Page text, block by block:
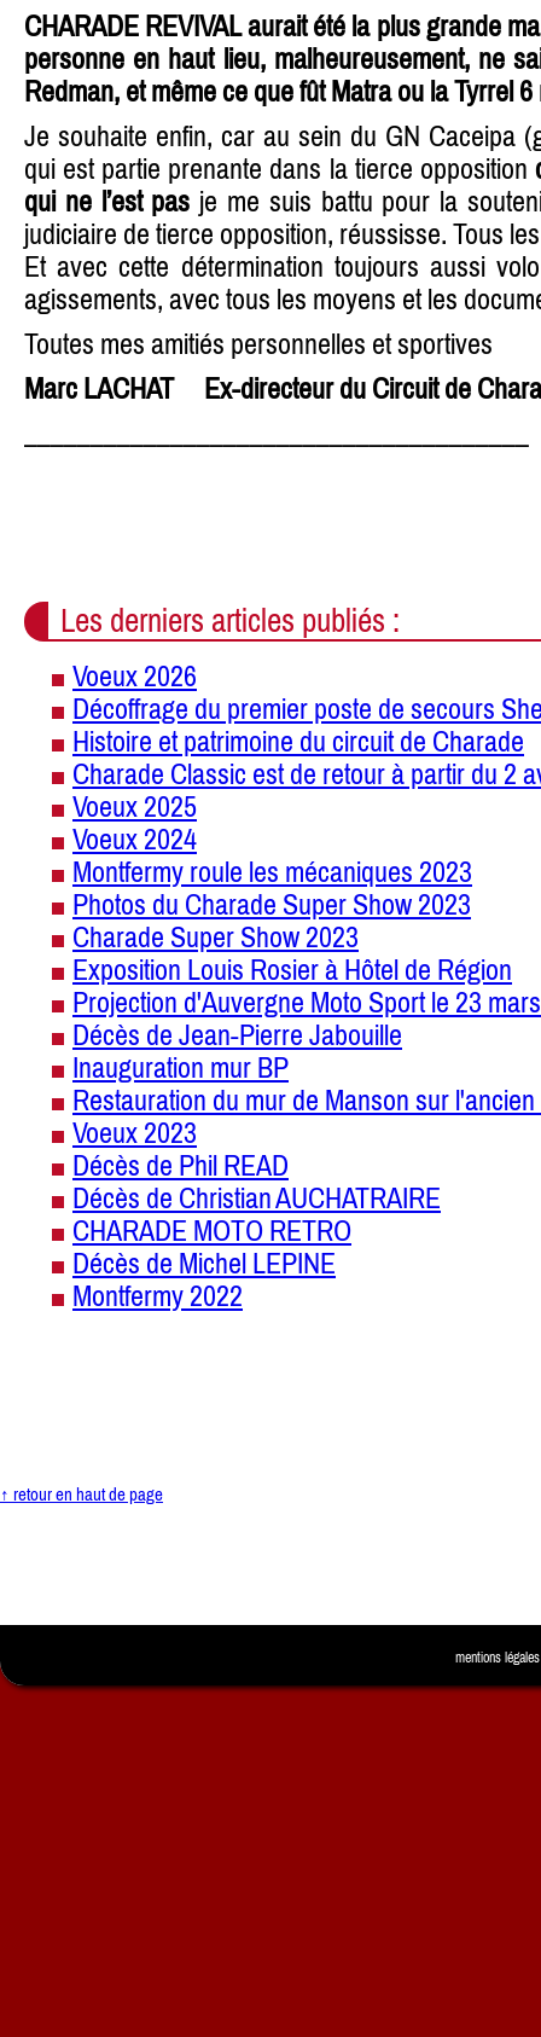
CHARADE REVIVAL aurait été la plus grande
personne en haut lieu, malheureusement, ne
Redman, et même ce que fût Matra ou la Tyrrel
Je souhaite enfin, car au sein du GN Caceipa
qui est partie prenante dans la tierce opposition
qui ne l’est pas je me suis battu pour la
judiciaire de tierce opposition, réussisse. Tous
Et avec cette détermination toujours aussi
agissements, avec tous les moyens et les
Toutes mes amitiés personnelles et sportives
Marc LACHAT
Ex-directeur du Circuit de
Les derniers articles publiés :
Voeux 2026
Décoffrage du premier poste de secours
Histoire et patrimoine du circuit de Charade
Charade Classic est de retour à partir du 2
Voeux 2025
Voeux 2024
Montfermy roule les mécaniques 2023
Photos du Charade Super Show 2023
Charade Super Show 2023
Exposition Louis Rosier à Hôtel de Région
Projection d'Auvergne Moto Sport le 23 mars
Décès de Jean-Pierre Jabouille
Inauguration mur BP
Restauration du mur de Manson sur
Voeux 2023
Décès de Phil READ
Décès de Christian AUCHATRAIRE
CHARADE MOTO RETRO
Décès de Michel LEPINE
Montfermy 2022
↑ retour en haut de page
mentions légales